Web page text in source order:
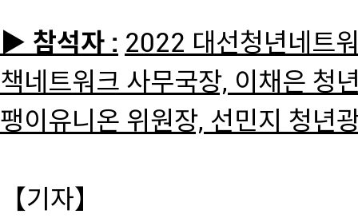
▶ 참석자 : 2022 대선청년네트
책네트워크 사무국장, 이채은 청
팽이유니온 위원장, 선민지 청년
【기자】